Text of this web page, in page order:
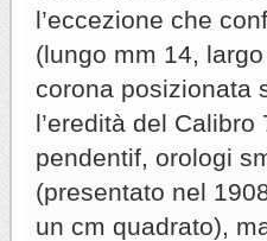
l’eccezione che
(lungo mm 14,
corona posizionata
l’eredità del
pendentif, orologi
(presentato nel
un cm quadrato),